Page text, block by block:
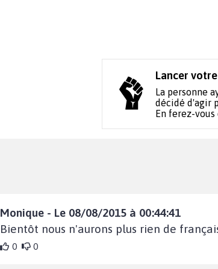
Lancer
La personne
décidé d'agir
En ferez-vous
Monique - Le 08/08/2015 à 00:44:41
Bientôt nous n'aurons plus rien de
0 0